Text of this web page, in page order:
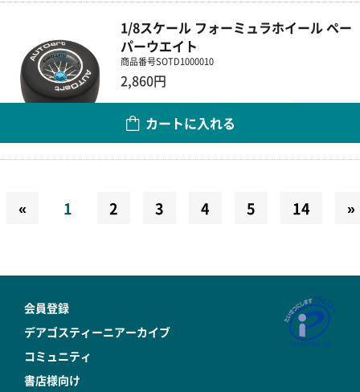
1/8スケール フォーミュラホイール ペー
パーウエイト
商品番号SOTD1000010
2,860円
カートに入れる
« 1 2 3 4 5 14 »
会員登録
デアゴスティーニアーカイブ
コミュニティ
書店様向け